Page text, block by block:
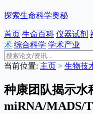
探索生命科学奥秘
首页 生命百科 仪器试剂
术 综合科学 学术产业
当前位置: 主页 > 生物技
种康团队揭示水
miRNA/MADS/